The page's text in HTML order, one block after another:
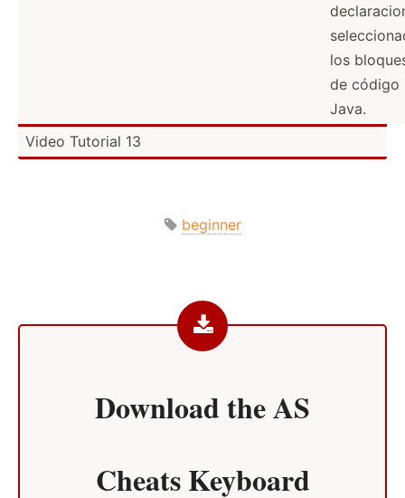
los
de código
Java.
Video Tutorial 13
beginner
Download theAS
Cheats Keyboard